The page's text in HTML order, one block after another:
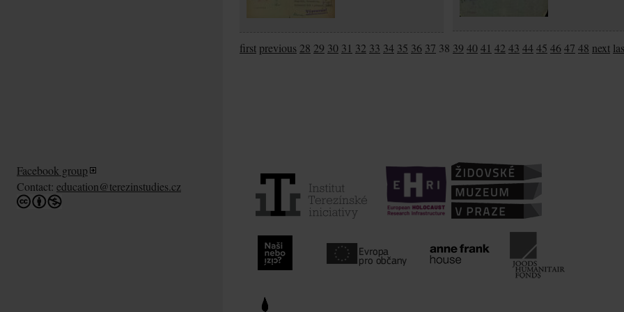
first previous 28 29 30 31 32 33 34 35 36 37 38 39 4041 42 43 4445 4647 48 next
Facebook group
Contact: education@terezinstudies.cz